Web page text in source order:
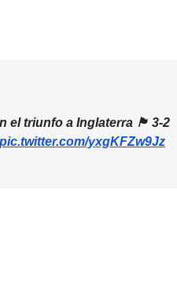
el triunfo a Inglaterra 🏴󠁧󠁢󠁥󠁮󠁧󠁿 3-2
pic.twitter.com/yxgKFZw9Jz